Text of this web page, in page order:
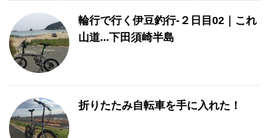
輪行で行く伊豆釣行-２日目02｜これ
山道...下田須崎半島
折りたたみ自転車を手に入れた！